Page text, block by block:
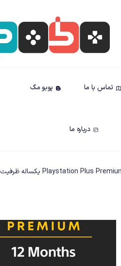
تماس با ما پوبو مگ
درباره ما